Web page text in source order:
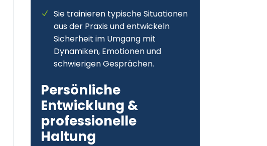
Sie trainieren typische Situationen
aus der Praxis und entwickeln
Sicherheit im Umgang mit
Dynamiken, Emotionen und
schwierigen Gesprächen.
Persönliche
Entwicklung &
professionelle
Haltung